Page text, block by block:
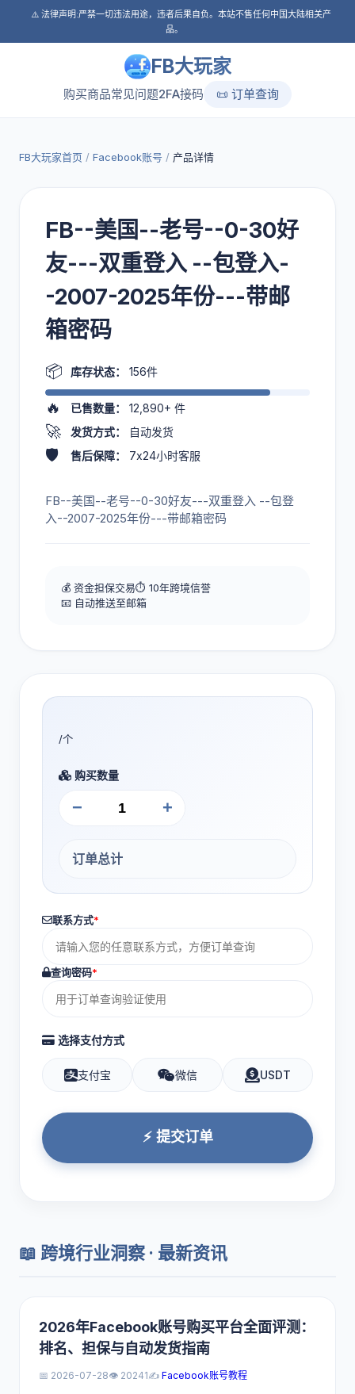
⚠️ 法律声明:严禁一切违法用途，违者后果自负。本站不售任何中国大陆相关产
品。
FB大玩家
购买商品常见问题2FA接码 📜 订单查询
FB大玩家首页 / Facebook账号 / 产品详情
FB--美国--老号--0-30好
友---双重登入 --包登入-
-2007-2025年份---带邮
箱密码
📦 库存状态： 156件
🔥 已售数量： 12,890+ 件
🚀 发货方式： 自动发货
🛡️ 售后保障： 7x24小时客服
FB--美国--老号--0-30好友---双重登入 --包登
入--2007-2025年份---带邮箱密码
💰 资金担保交易⏱️ 10年跨境信誉
📧 自动推送至邮箱
/个
购买数量
− +
订单总计
联系方式*
查询密码*
选择支付方式
支付宝 微信 USDT
⚡ 提交订单
📖 跨境行业洞察 · 最新资讯
2026年Facebook账号购买平台全面评测：
排名、担保与自动发货指南
📅 2026-07-28👁️ 20241✍️ Facebook账号教程